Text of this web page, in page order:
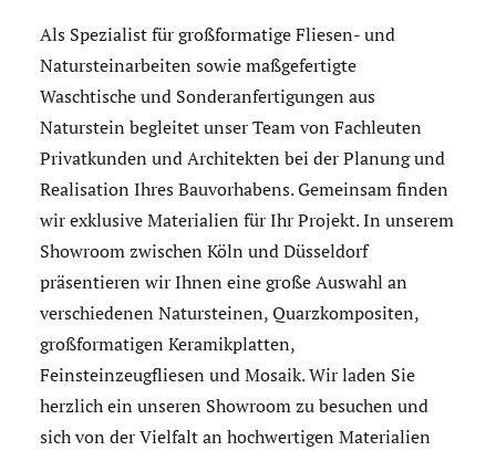
Als Spezialist für großformatige Fliesen- und
Natursteinarbeiten sowie maßgefertigte
Waschtische und Sonderanfertigungen aus
Naturstein begleitet unser Team von Fachleuten
Privatkunden und Architekten bei der Planung und
Realisation Ihres Bauvorhabens. Gemeinsam finden
wir exklusive Materialien für Ihr Projekt. In unserem
Showroom zwischen Köln und Düsseldorf
präsentieren wir Ihnen eine große Auswahl an
verschiedenen Natursteinen, Quarzkompositen,
großformatigen Keramikplatten,
Feinsteinzeugfliesen und Mosaik. Wir laden Sie
herzlich ein unseren Showroom zu besuchen und
sich von der Vielfalt an hochwertigen Materialien